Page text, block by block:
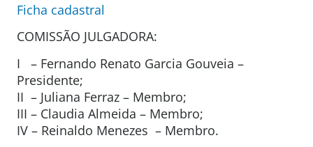
Ficha cadastral
COMISSÃO JULGADORA:
I – Fernando Renato Garcia Gouveia –
Presidente;
II – Juliana Ferraz – Membro;
III – Claudia Almeida – Membro;
IV – Reinaldo Menezes – Membro.